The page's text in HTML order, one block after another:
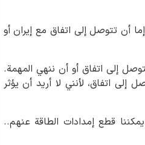
أن تتوصل إلى اتفاق مع إيران أو
إلى اتفاق أو أن ننهي المهمة.
اتفاق، لأنني لا أريد أن يؤثر
قطع إمدادات الطاقة عنهم..